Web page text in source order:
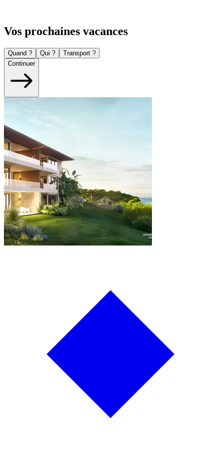
Vos prochaines vacances
Quand ? Qui ?
Transport ?
Continuer